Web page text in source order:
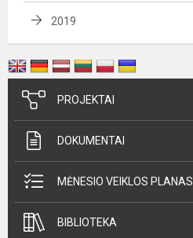
2019
PROJEKTAI
DOKUMENTAI
MĖNESIO VEIKLOS PLANAS
BIBLIOTEKA